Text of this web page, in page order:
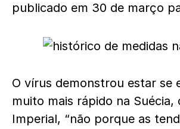
publicado em 30 de março
O vírus demonstrou estar se
muito mais rápido na Suécia,
Imperial, “não porque as